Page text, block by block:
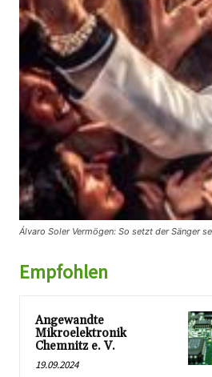
Álvaro Soler Vermögen: So setzt der Sänger
Empfohlen
Angewandte
Mikroelektronik
Chemnitz e. V.
19.09.2024